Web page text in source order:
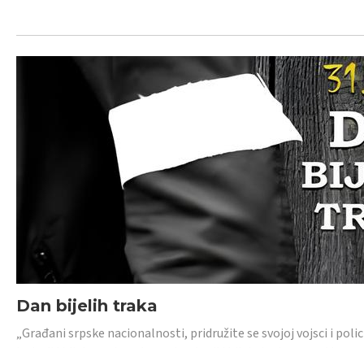
Dan bijelih traka
„Građani srpske nacionalnosti, pridružite se svojoj vojsci i